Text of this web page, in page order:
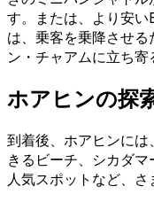
す。または、より安
は、乗客を乗降させ
ン・チャアムに立ち寄
ホアヒンの探
到着後、ホアヒンに
きるビーチ、シカダ
人気スポットなど、さ